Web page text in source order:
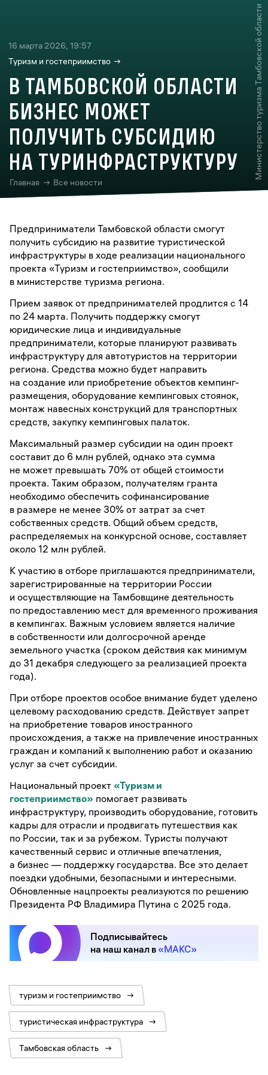
Министерство туризма Тамбовской области
16 марта 2026, 19:57
Туризм и гостеприимство
В ТАМБОВСКОЙ ОБЛАСТИ
БИЗНЕС МОЖЕТ
ПОЛУЧИТЬ СУБСИДИЮ
НА ТУРИНФРАСТРУКТУРУ
Предприниматели Тамбовской области смогут
получить субсидию на развитие туристической
инфраструктуры в ходе реализации национального
проекта «Туризм и гостеприимство», сообщили
в министерстве туризма региона.
Прием заявок от предпринимателей продлится с 14
по 24 марта. Получить поддержку смогут
юридические лица и индивидуальные
предприниматели, которые планируют развивать
инфраструктуру для автотуристов на территории
региона. Средства можно будет направить
на создание или приобретение объектов кемпинг-
размещения, оборудование кемпинговых стоянок,
монтаж навесных конструкций для транспортных
средств, закупку кемпинговых палаток.
Максимальный размер субсидии на один проект
составит до 6 млн рублей, однако эта сумма
не может превышать 70% от общей стоимости
проекта. Таким образом, получателям гранта
необходимо обеспечить софинансирование
в размере не менее 30% от затрат за счет
собственных средств. Общий объем средств,
распределяемых на конкурсной основе, составляет
около 12 млн рублей.
К участию в отборе приглашаются предприниматели,
зарегистрированные на территории России
и осуществляющие на Тамбовщине деятельность
по предоставлению мест для временного проживания
в кемпингах. Важным условием является наличие
в собственности или долгосрочной аренде
земельного участка (сроком действия как минимум
до 31 декабря следующего за реализацией проекта
года).
При отборе проектов особое внимание будет уделено
целевому расходованию средств. Действует запрет
на приобретение товаров иностранного
происхождения, а также на привлечение иностранных
граждан и компаний к выполнению работ и оказанию
услуг за счет субсидии.
Национальный проект «Туризм и
гостеприимство» помогает развивать
инфраструктуру, производить оборудование, готовить
кадры для отрасли и продвигать путешествия как
по России, так и за рубежом. Туристы получают
качественный сервис и отличные впечатления,
а бизнес — поддержку государства. Все это делает
поездки удобными, безопасными и интересными.
Обновленные нацпроекты реализуются по решению
Президента РФ Владимира Путина с 2025 года.
Подписывайтесь
на наш канал в «МАКС»
туризм и гостеприимство →
туристическая инфраструктура →
Тамбовская область →